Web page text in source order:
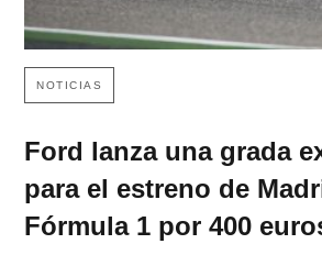
NOTICIAS
Ford lanza una grada
para el estreno de
Fórmula 1 por 400